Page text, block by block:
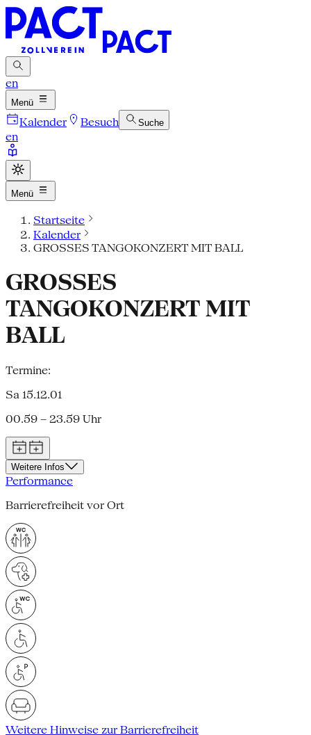
en
Menü
Kalender Besuch Suche
en
Menü
Startseite
Kalender
GROSSES TANGOKONZERT MIT BALL
GROSSES
TANGOKONZERT MIT
BALL
Termine:
Sa 15.12.01
00.59 – 23.59 Uhr
Weitere Infos
Performance
Barrierefreiheit vor Ort
Weitere Hinweise zur Barrierefreiheit